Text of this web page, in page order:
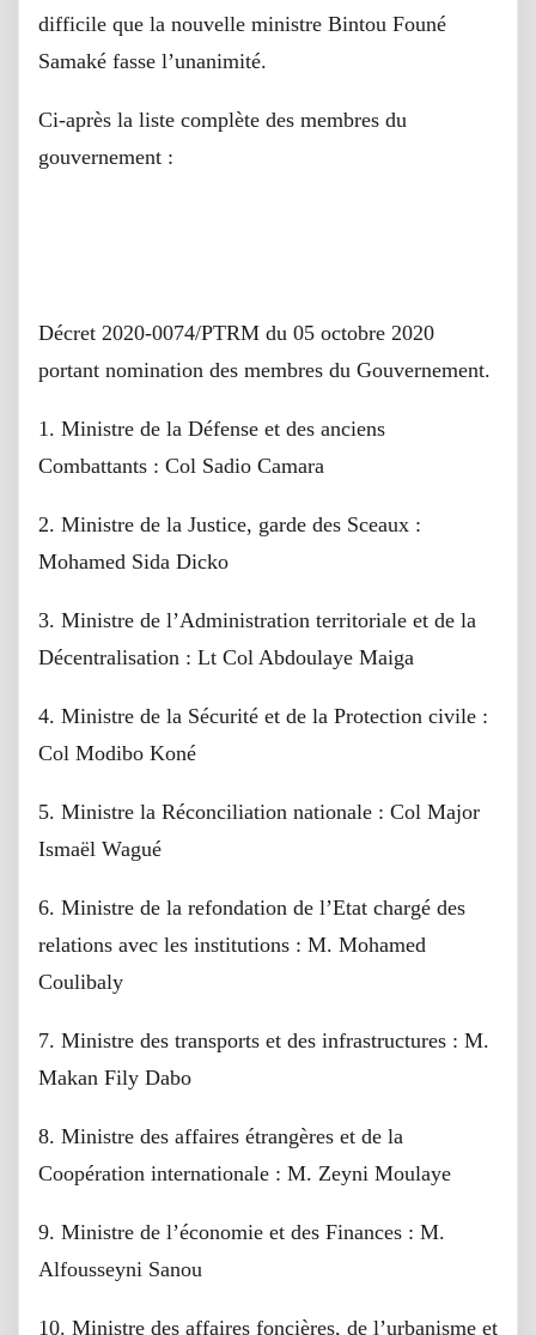
difficile que la nouvelle ministre Bintou Founé
Samaké fasse l’unanimité.
Ci-après la liste complète des membres du
gouvernement :
Décret 2020-0074/PTRM du 05 octobre 2020
portant nomination des membres du Gouvernement.
1. Ministre de la Défense et des anciens
Combattants : Col Sadio Camara
2. Ministre de la Justice, garde des Sceaux :
Mohamed Sida Dicko
3. Ministre de l’Administration territoriale et de la
Décentralisation : Lt Col Abdoulaye Maiga
4. Ministre de la Sécurité et de la Protection civile :
Col Modibo Koné
5. Ministre la Réconciliation nationale : Col Major
Ismaël Wagué
6. Ministre de la refondation de l’Etat chargé des
relations avec les institutions : M. Mohamed
Coulibaly
7. Ministre des transports et des infrastructures : M.
Makan Fily Dabo
8. Ministre des affaires étrangères et de la
Coopération internationale : M. Zeyni Moulaye
9. Ministre de l’économie et des Finances : M.
Alfousseyni Sanou
10. Ministre des affaires foncières, de l’urbanisme et